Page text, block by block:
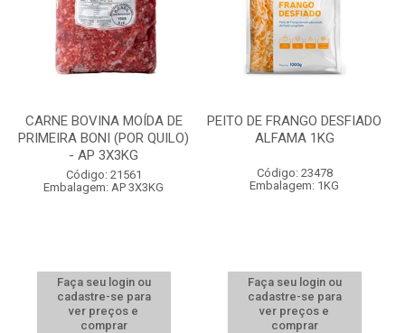
CARNE BOVINA MOÍDA DE
PRIMEIRA BONI (POR QUILO)
- AP 3X3KG
Código: 21561
Embalagem: AP 3X3KG
Faça seu login ou
cadastre-se para
ver preços e
comprar
PEITO DE FRANGO DESFIADO
ALFAMA 1KG
Código: 23478
Embalagem: 1KG
Faça seu login ou
cadastre-se para
ver preços e
comprar